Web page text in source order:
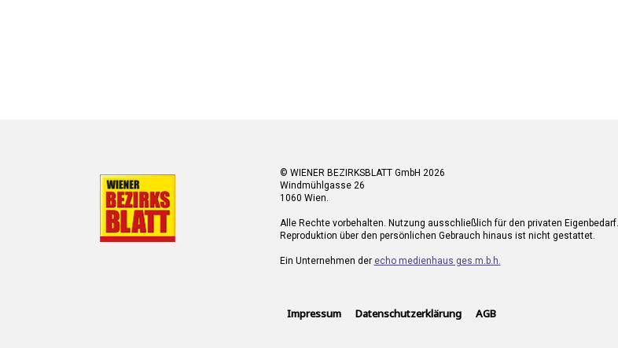
© WIENER BEZIRKSBLATT GmbH 2026
Windmühlgasse 26
1060 Wien.
Alle Rechte vorbehalten. Nutzung ausschließlich für den privaten
Reproduktion über den persönlichen Gebrauch hinaus ist nicht gestattet.
Ein Unternehmen der echo medienhaus ges.m.b.h.
Impressum Datenschutzerklärung AGB